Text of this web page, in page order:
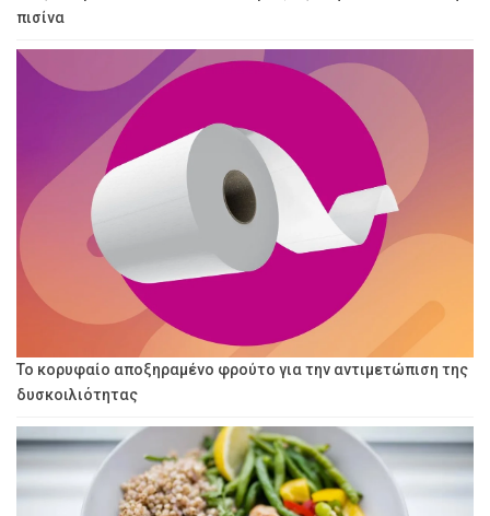
πισίνα
Το κορυφαίο αποξηραμένο φρούτο για την αντιμετώπιση της
δυσκοιλιότητας